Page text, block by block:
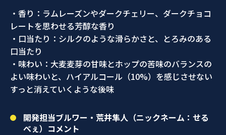
・香り：ラムレーズンやダークチェリー、ダークチョコ
レートを思わせる芳醇な香り
・口当たり：シルクのような滑らかさと、とろみのある
口当たり
・味わい：大麦麦芽の甘味とホップの苦味のバランスの
よい味わいと、ハイアルコール（10%）を感じさせない
すっと消えていくような後味
開発担当ブルワー・荒井隼人（ニックネーム：せる
べぇ）コメント